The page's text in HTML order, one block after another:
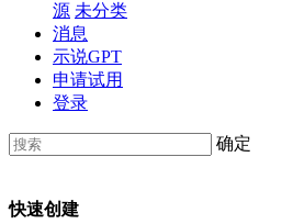
源 未分类
消息
示说GPT
申请试用
登录
确定
快速创建